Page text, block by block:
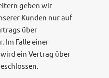
geben wir
Kunden nur auf
über
Im Falle einer
ein Vertrag über